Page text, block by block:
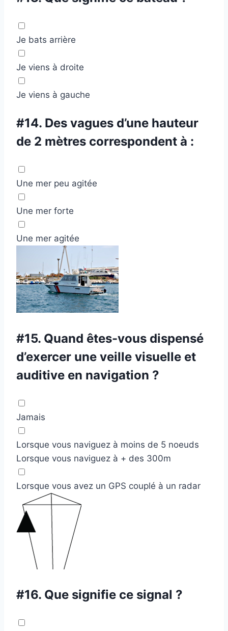
Je bats arrière
Je viens à droite
Je viens à gauche
#14. Des vagues d’une hauteur
de 2 mètres correspondent à :
Une mer peu agitée
Une mer forte
Une mer agitée
#15. Quand êtes-vous dispensé
d’exercer une veille visuelle et
auditive en navigation ?
Jamais
Lorsque vous naviguez à moins de 5 noeuds
Lorsque vous naviguez à + des 300m
Lorsque vous avez un GPS couplé à un radar
#16. Que signifie ce signal ?